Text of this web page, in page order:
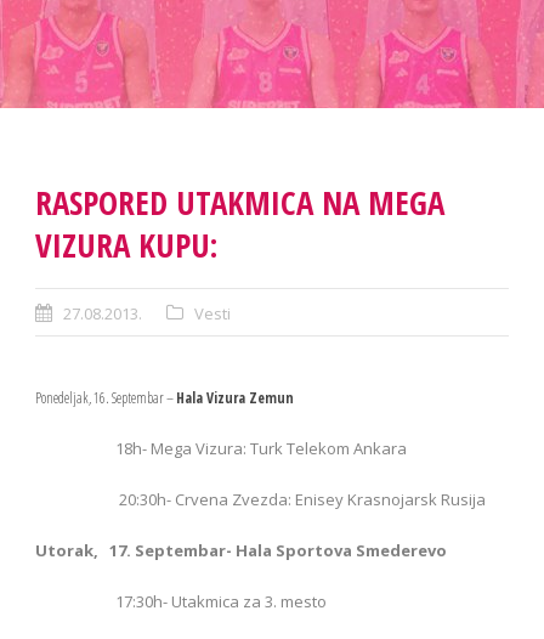
RASPORED UTAKMICA NA MEGA
VIZURA KUPU:
27.08.2013. Vesti
Ponedeljak, 16. Septembar –Hala Vizura Zemun
18h- Mega Vizura: Turk Telekom Ankara
20:30h- Crvena Zvezda: Enisey Krasnojarsk Rusija
Utorak, 17. Septembar- Hala Sportova Smederevo
17:30h- Utakmica za 3. mesto